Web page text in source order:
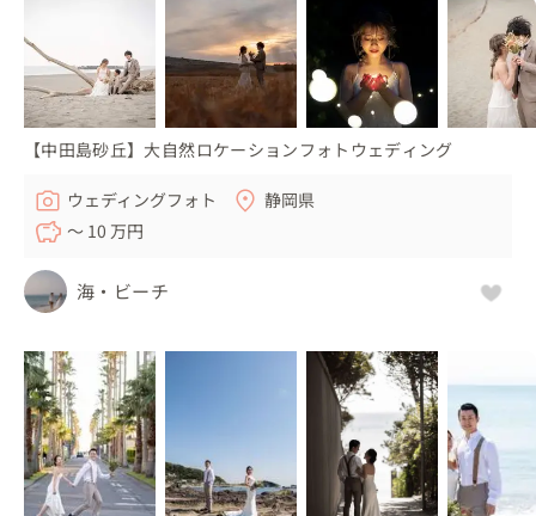
【中田島砂丘】大自然ロケーションフォトウェディング
ウェディングフォト
静岡県
〜 10 万円
海・ビーチ